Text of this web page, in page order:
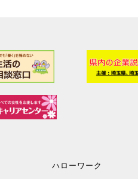
ハローワーク